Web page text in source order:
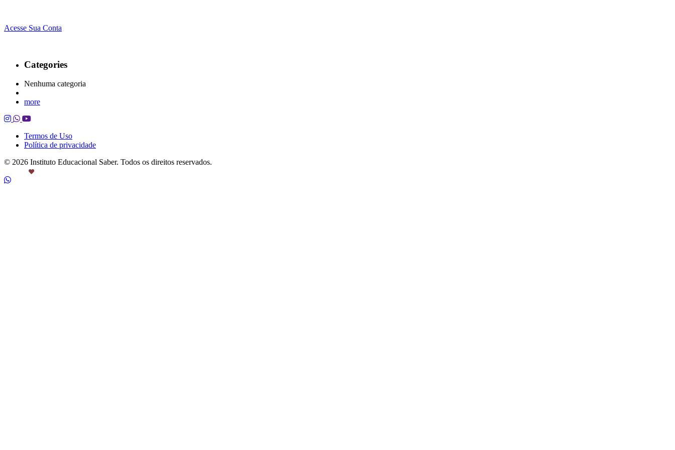
Acesse Sua Conta
Categories
Nenhuma categoria
more
Termos de Uso
Política de privacidade
© 2026 Instituto Educacional Saber. Todos os direitos reservados.
por Castanheira.Work